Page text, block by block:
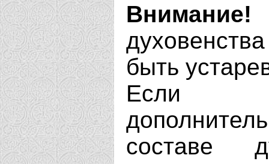
Внимание!
быть
Если
составе